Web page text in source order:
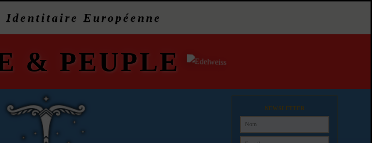
Identitaire Européenne
& PEUPLE
NEWSLETTER